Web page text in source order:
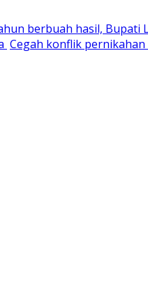
berbuah hasil, Bupati
Cegah konflik